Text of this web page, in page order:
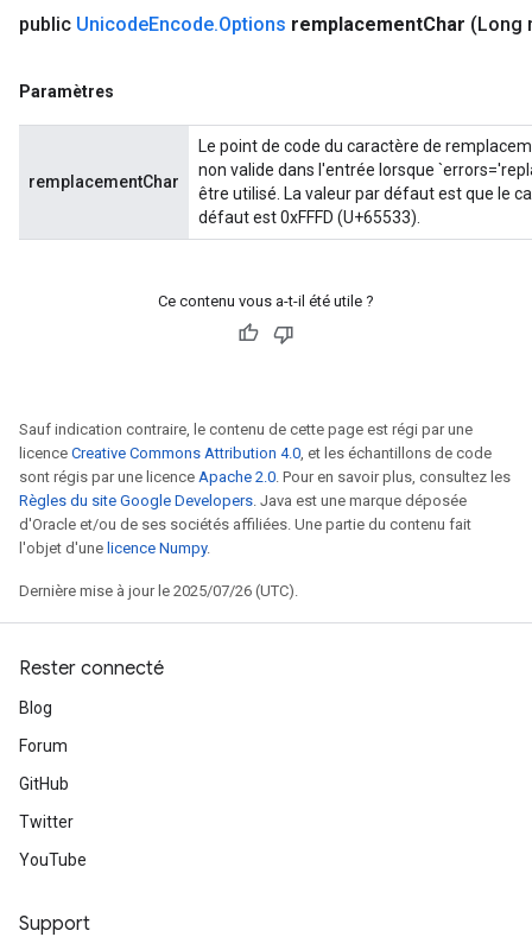
public UnicodeEncode.Options remplacementChar (Long
Paramètres
remplacementChar
Le point de code du caractère de
non valide dans l'entrée lorsque
être utilisé. La valeur par défaut est que le
défaut est 0xFFFD (U+65533).
Ce contenu vous a-t-il été utile ?
Sauf indication contraire, le contenu de cette page est régi par une
licence Creative Commons Attribution 4.0, et les échantillons de code
sont régis par une licence Apache 2.0. Pour en savoir plus, consultez les
Règles du site Google Developers. Java est une marque déposée
d'Oracle et/ou de ses sociétés affiliées. Une partie du contenu fait
l'objet d'une licence Numpy.
Dernière mise à jour le 2025/07/26 (UTC).
Rester connecté
Blog
Forum
GitHub
Twitter
YouTube
Support